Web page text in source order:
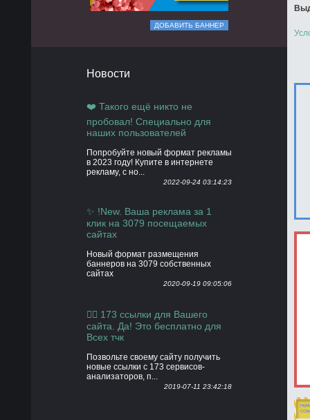
ДОБАВИТЬ БАННЕР
Новости
❤️ Такого ещё никто не
пробовал! Специально для
наших пользователей
Попробуйте новый формат рекламы
в 2023 году! Купите в интернете
рекламу, с но...
2022-09-24 03:14:23
✨ !New. Ваша реклама за 1
клик на 3079 посещаемых
сайтах
Новый формат размещения
баннеров на 3079 собственных
сайтах
2020-09-19 09:05:06
👍🏻 173 ссылки для Вашего
сайта. Да! Это бесплатно для
Всех тчк
Позвольте своему сайту получить
новые ссылки с 173 сервисов-
анализаторов, п...
2019-07-11 23:42:18